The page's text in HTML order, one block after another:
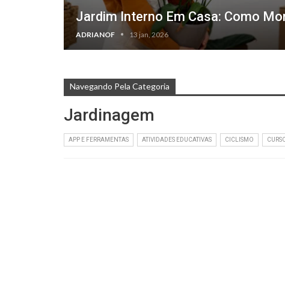
Jardim Interno Em Casa: Como
ADRIANOF 13 jan, 2026
Navegando Pela Categoria
Jardinagem
APP E FERRAMENTAS ATIVIDADES EDUCATIVAS CICLISMO